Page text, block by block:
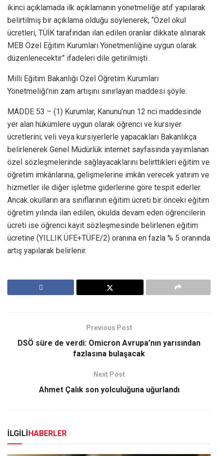
ikinci açıklamada ilk açıklamanın yönetmeliğe atıf yapılarak
belirtilmiş bir açıklama olduğu söylenerek, “Özel okul
ücretleri, TÜİK tarafından ilan edilen oranlar dikkate alınarak
MEB Özel Eğitim Kurumları Yönetmenliğine uygun olarak
düzenlenecektir” ifadeleri dile getirilmişti.
Milli Eğitim Bakanlığı Özel Öğretim Kurumları
Yönetmeliği’nin zam artışını sınırlayan maddesi şöyle:
MADDE 53 – (1) Kurumlar, Kanunu’nun 12 nci maddesinde
yer alan hükümlere uygun olarak öğrenci ve kursiyer
ücretlerini; veli veya kursiyerlerle yapacakları Bakanlıkça
belirlenerek Genel Müdürlük internet sayfasında yayımlanan
özel sözleşmelerinde sağlayacaklarını belirttikleri eğitim ve
öğretim imkânlarına, gelişmelerine imkân verecek yatırım ve
hizmetler ile diğer işletme giderlerine göre tespit ederler.
Ancak okulların ara sınıflarının eğitim ücreti bir önceki eğitim
öğretim yılında ilan edilen, okulda devam eden öğrencilerin
ücreti ise öğrenci kayıt sözleşmesinde belirlenen eğitim
ücretine (YILLIK ÜFE+TÜFE/2) oranına en fazla % 5 oranında
artış yapılarak belirlenir.
Previous Post
DSÖ süre de verdi: Omicron Avrupa’nın yarısından
fazlasına bulaşacak
Next Post
Ahmet Çalık son yolculuğuna uğurlandı
İLGİLİHABERLER